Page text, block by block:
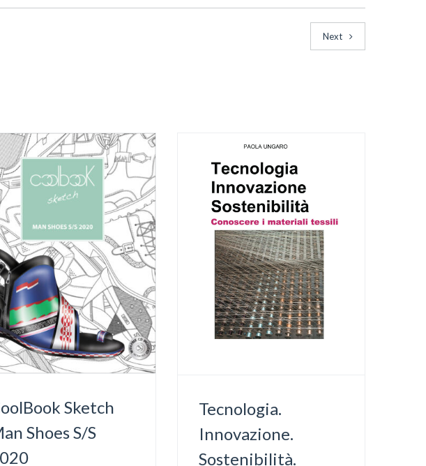
Next
Sketch
Shoes S/S
Tecnologia.
Innovazione.
Sostenibilità.